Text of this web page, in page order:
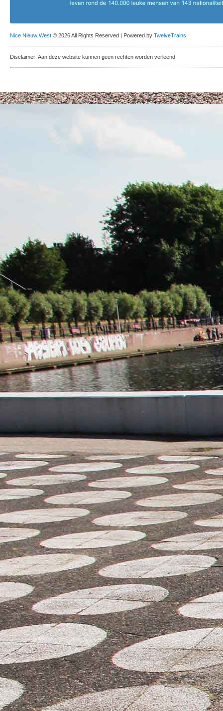
Nice Nieuw West © 2026 All Rights Reserved | Powered by TwelveTrains
Disclaimer: Aan deze website kunnen geen rechten worden verleend